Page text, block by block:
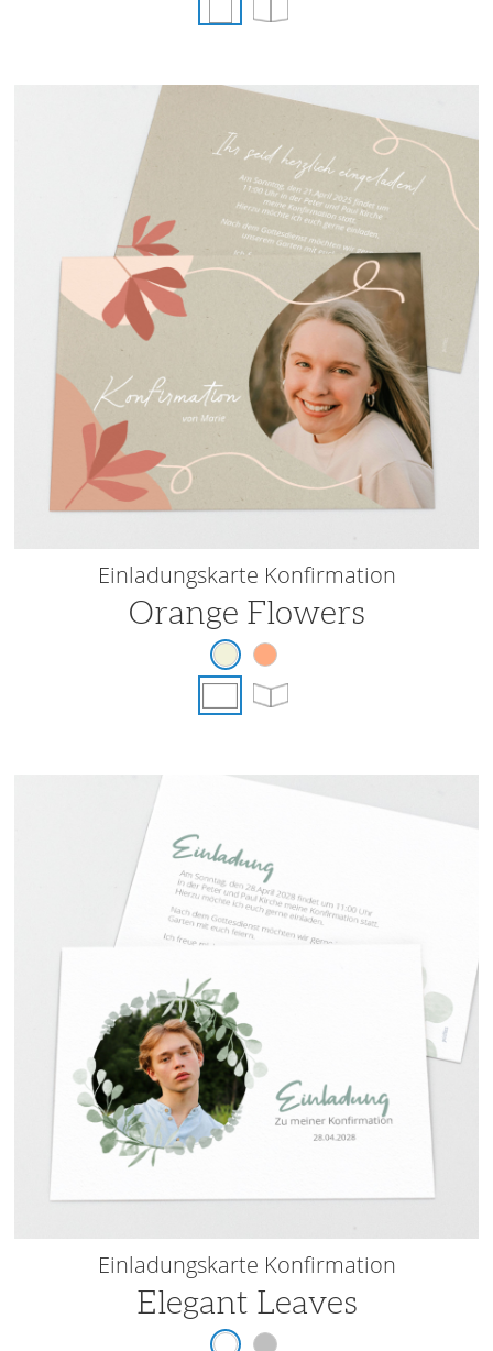
Einladungskarte Konfirmation
Orange Flowers
Einladungskarte Konfirmation
Elegant Leaves